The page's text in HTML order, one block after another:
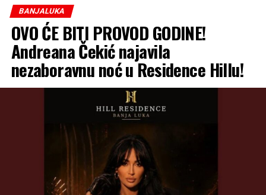
naseljima do Trna, neće biti kolebanja pritiska, pa će se
stabilizovati i situacija na tom području, naročito u
Jablanu – dodali su iz “Vodovoda”.
BANJALUKA
OVO ĆE BITI PROVOD GODINE!
Andreana Čekić najavila
nezaboravnu noć u Residence Hillu!